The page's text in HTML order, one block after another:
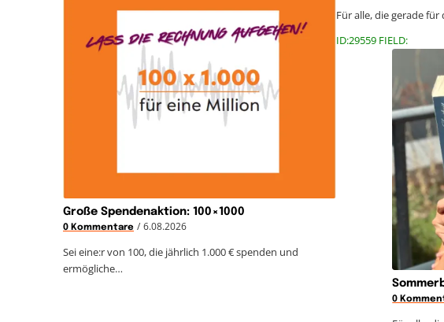
Große Spendenaktion: 100×1000
0 Kommentare / 6.08.2026
Sei eine:r von 100, die jährlich 1.000 € spenden und
ermögliche…
Für alle, die gerade
ID:29559 FIELD:
0